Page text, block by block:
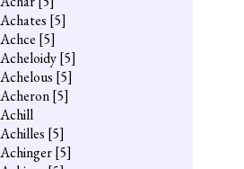
Achates [5]
Achce [5]
Acheloidy[5]
Achelous [5]
Acheron[5]
Achill
Achilles [5]
Achinger[5]